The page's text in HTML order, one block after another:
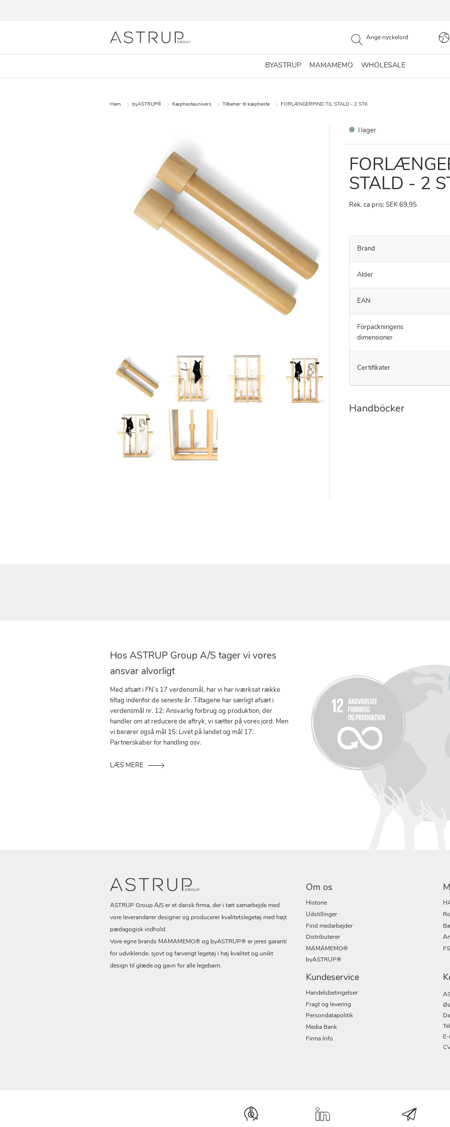
BYASTRUP MAMAMEMO WHOLESALE
Hem byASTRUP® Kæphesteunivers Tilbehør til kæpheste FORLÆNGERPIND TIL STALD - 2 STK
I lager
STALD - 2
Rek. ca pris: SEK 69,95
Brand
Alder
EAN
Förpackningens
dimensioner
Certifikater
Handböcker
Hos ASTRUP Group A/S tager vi vores
ansvar alvorligt
Med afsæt i FN’s 17 verdensmål, har vi har iværksat række
tiltag indenfor de seneste år. Tiltagene har særligt afsæt i
verdensmål nr. 12: Ansvarlig forbrug og produktion, der
handler om at reducere de aftryk, vi sætter på vores jord. Men
vi berører også mål 15: Livet på landet og mål 17:
Partnerskaber for handling osv.
LÆS MERE
ASTRUP Group A/S er et dansk firma, der i tæt samarbejde med
vore leverandører designer og producerer kvalitetslegetøj med højt
pædagogisk indhold.
Vore egne brands MAMAMEMO® og byASTRUP® er jeres garanti
for udviklende, sjovt og farverigt legetøj i høj kvalitet og unikt
design til glæde og gavn for alle legebørn.
Om os
Historie
Udstillinger
Find medarbejder
Distributører
MAMAMEMO®
byASTRUP®
Kundeservice
Handelsbetingelser
Fragt og levering
Persondatapolitik
Media Bank
Firma Info